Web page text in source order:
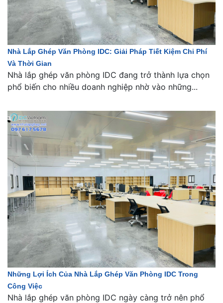
Nhà Lắp Ghép Văn Phòng IDC: Giải Pháp Tiết Kiệm Chi Phí
Và Thời Gian
Nhà lắp ghép văn phòng IDC đang trở thành lựa chọn
phổ biến cho nhiều doanh nghiệp nhờ vào những...
Những Lợi Ích Của Nhà Lắp Ghép Văn Phòng IDC Trong
Công Việc
Nhà lắp ghép văn phòng IDC ngày càng trở nên phổ